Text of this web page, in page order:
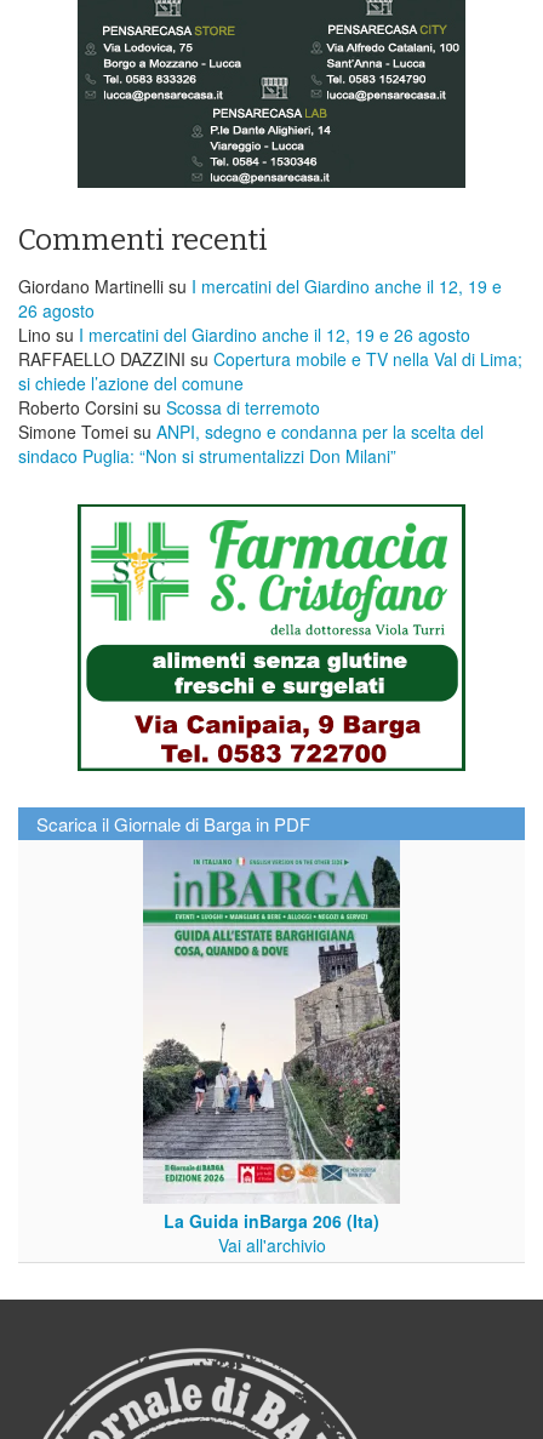
Commenti recenti
Giordano Martinelli su I mercatini del Giardino anche il 12, 19 e
26 agosto
Lino su I mercatini del Giardino anche il 12, 19 e 26 agosto
RAFFAELLO DAZZINI su ​Copertura mobile e TV nella Val di Lima;
si chiede l’azione del comune
Roberto Corsini su Scossa di terremoto
Simone Tomei su ANPI, sdegno e condanna per la scelta del
sindaco Puglia: “Non si strumentalizzi Don Milani”
Scarica il Giornale di Barga in PDF
La Guida inBarga 206 (Ita)
Vai all'archivio